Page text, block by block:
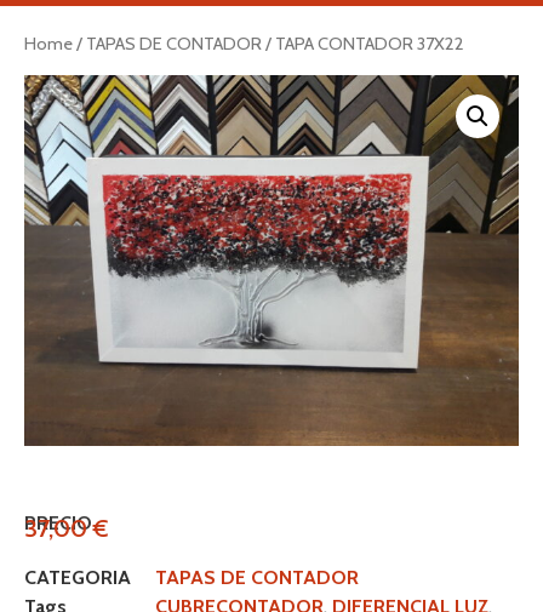
Home/ TAPAS DE CONTADOR/ TAPA CONTADOR 37X22
PRECIO
37,00€
CATEGORIA
TAPAS DE CONTADOR
Tags
CUBRECONTADOR, DIFERENCIAL LUZ,